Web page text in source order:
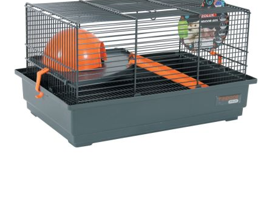
Prijavi se